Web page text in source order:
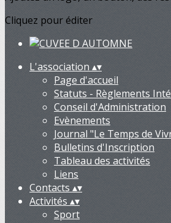
Cliquez pour éditer
L'association ▴▾
Page d'accueil
Statuts - Règlements
Conseil d'Administration
Evènements
Journal "Le Temps de
Bulletins d'Inscription
Tableau des activités
Liens
Contacts ▴▾
Activités ▴▾
Sport